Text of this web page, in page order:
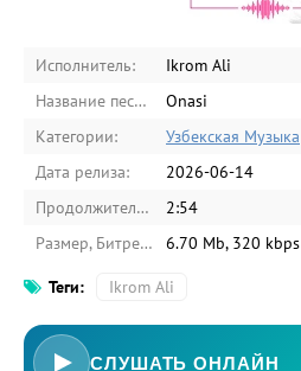
Исполнитель:
Ikrom Ali
Название песни:
Onasi
Категории:
Узбекская Музыка
Дата релиза:
2026-06-14
Продолжительность:
2:54
Размер, Битрейт:
6.70 Mb, 320 kbps
Теги: Ikrom Ali
СЛУШАТЬ ОНЛАЙН